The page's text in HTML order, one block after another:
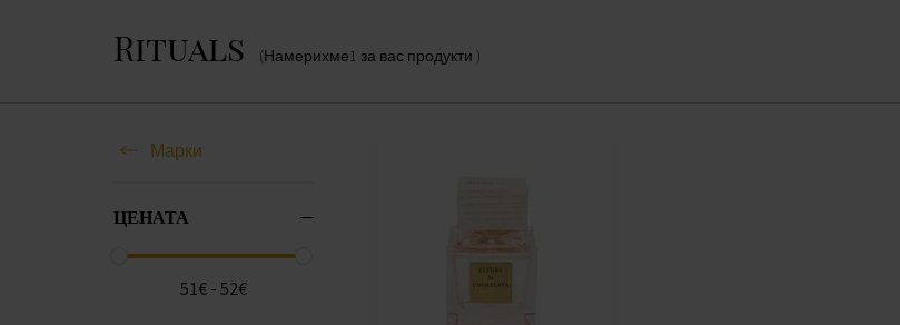
Rituals (Намерихме1 за вас продукти )
Марки
ЦЕНАТА
51€ - 52€